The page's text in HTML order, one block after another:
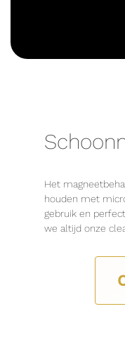
Het
houden met
gebruik en
we altijd onze